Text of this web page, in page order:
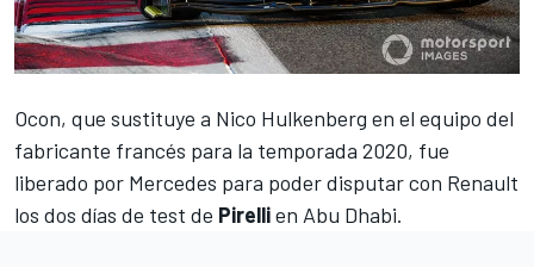
Ocon, que sustituye a Nico Hulkenberg en el equipo del
fabricante francés para la temporada 2020, fue
liberado por Mercedes para poder disputar con Renault
los dos días de test de Pirellien Abu Dhabi.